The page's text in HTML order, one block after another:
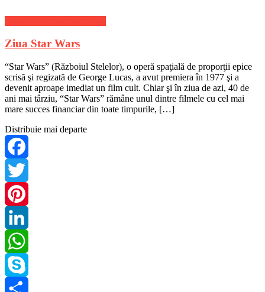
Ziua Star Wars
“Star Wars” (Războiul Stelelor), o operă spaţială de proporţii epice
scrisă şi regizată de George Lucas, a avut premiera în 1977 şi a
devenit aproape imediat un film cult. Chiar şi în ziua de azi, 40 de
ani mai târziu, “Star Wars” rămâne unul dintre filmele cu cel mai
mare succes financiar din toate timpurile, […]
Distribuie mai departe
Facebook
Twitter
Pinterest
LinkedIn
WhatsApp
Skype